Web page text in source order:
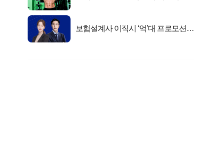
보험설계사 이직시 ‘억’대 프로모션!